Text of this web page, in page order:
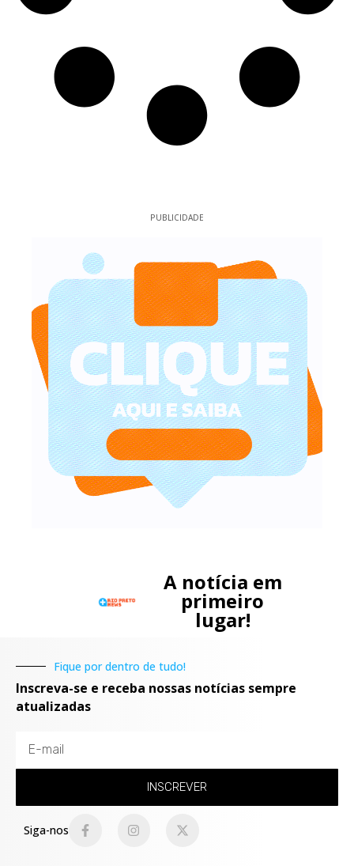
PUBLICIDADE
A notícia em
primeiro
lugar!
Fique por dentro de tudo!
Inscreva-se e receba nossas notícias sempre
atualizadas
INSCREVER
Siga-nos